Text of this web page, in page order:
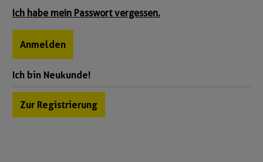
Ich habe mein Passwort vergessen.
Anmelden
Ich bin Neukunde!
Zur Registrierung